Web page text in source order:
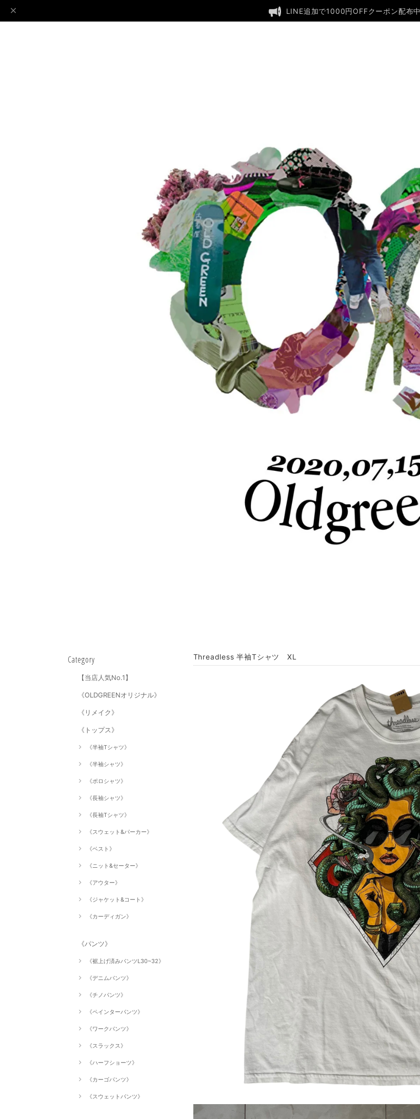
LINE追加で1000円OFFクーポン配布中
Category
【当店人気No.1】
《OLDGREENオリジナル》
《リメイク》
《トップス》
《半袖Tシャツ》
《半袖シャツ》
《ポロシャツ》
《長袖シャツ》
《長袖Tシャツ》
《スウェット&パーカー》
《ベスト》
《ニット&セーター》
《アウター》
《ジャケット&コート》
《カーディガン》
《パンツ》
《裾上げ済みパンツL30~32》
《デニムパンツ》
《チノパンツ》
《ペインターパンツ》
《ワークパンツ》
《スラックス》
《ハーフショーツ》
《カーゴパンツ》
《スウェットパンツ》
Threadless 半袖Tシャツ XL